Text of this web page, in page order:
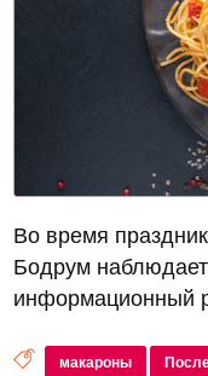
Во время
Бодрум
информационный
рассказали о
макароны